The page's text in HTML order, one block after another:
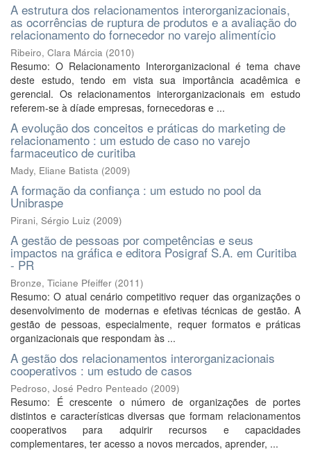
A estrutura dos relacionamentos interorganizacionais,
as ocorrências de ruptura de produtos e a avaliação do
relacionamento do fornecedor no varejo alimentício
Ribeiro, Clara Márcia (2010)
Resumo: O Relacionamento Interorganizacional é tema chave
deste estudo, tendo em vista sua importância acadêmica e
gerencial. Os relacionamentos interorganizacionais em estudo
referem-se à díade empresas, fornecedoras e ...
A evolução dos conceitos e práticas do marketing de
relacionamento : um estudo de caso no varejo
farmaceutico de curitiba
Mady, Eliane Batista (2009)
A formação da confiança : um estudo no pool da
Unibraspe
Pirani, Sérgio Luiz (2009)
A gestão de pessoas por competências e seus
impactos na gráfica e editora Posigraf S.A. em Curitiba
- PR
Bronze, Ticiane Pfeiffer (2011)
Resumo: O atual cenário competitivo requer das organizações o
desenvolvimento de modernas e efetivas técnicas de gestão. A
gestão de pessoas, especialmente, requer formatos e práticas
organizacionais que respondam às ...
A gestão dos relacionamentos interorganizacionais
cooperativos : um estudo de casos
Pedroso, José Pedro Penteado (2009)
Resumo: É crescente o número de organizações de portes
distintos e características diversas que formam relacionamentos
cooperativos para adquirir recursos e capacidades
complementares, ter acesso a novos mercados, aprender, ...